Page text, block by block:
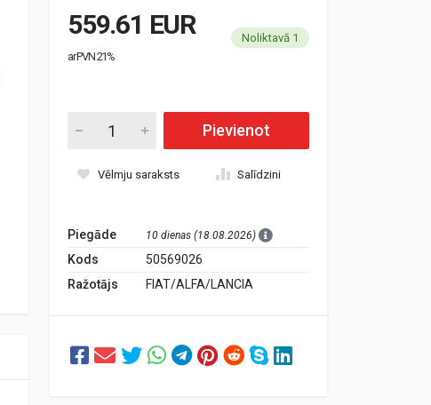
559.61 EUR
ar PVN 21%
Noliktavā 1
Pievienot
Vēlmju saraksts Salīdzini
Piegāde 10 dienas (18.08.2026)
Kods
50569026
Ražotājs
FIAT/ALFA/LANCIA